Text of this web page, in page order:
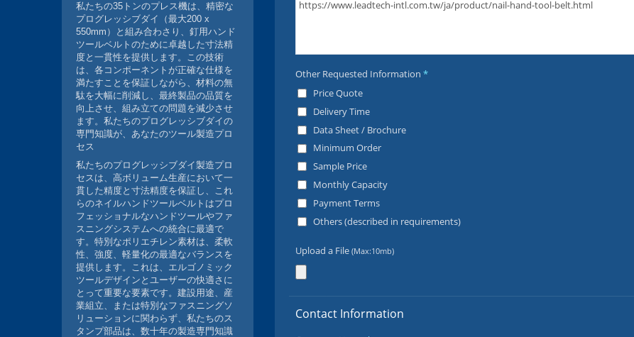
私たちの35トンのプレス機は、精密な
プログレッシブダイ（最大200 x
550mm）と組み合わさり、釘用ハンド
ツールベルトのために卓越した寸法精
度と一貫性を提供します。この技術
は、各コンポーネントが正確な仕様を
満たすことを保証しながら、材料の無
駄を大幅に削減し、最終製品の品質を
向上させ、組み立ての問題を減少させ
ます。私たちのプログレッシブダイの
専門知識が、あなたのツール製造プロ
セス
私たちのプログレッシブダイ製造プロ
セスは、高ボリューム生産において一
貫した精度と寸法精度を保証し、これ
らのネイルハンドツールベルトはプロ
フェッショナルなハンドツールやファ
スニングシステムへの統合に最適で
す。特別なポリエチレン素材は、柔軟
性、強度、軽量化の最適なバランスを
提供します。これは、エルゴノミック
ツールデザインとユーザーの快適さに
とって重要な要素です。建設用途、産
業組立、または特別なファスニングソ
リューションに関わらず、私たちのス
タンプ部品は、数十年の製造専門知識